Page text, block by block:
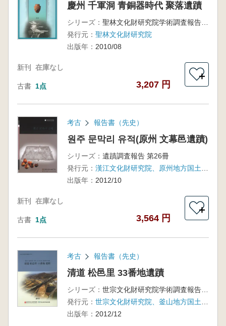
慶州 千軍洞 青銅器時代 聚落遺蹟
シリーズ：
聖林文化財研究院学術調査報告 第42冊
発行元： 聖林文化財研究院
出版年： 2010/08
新刊 在庫なし
古書 1点 3,207 円
＋
考古 報告書（先史）
원주 문막리 유적(原州 文幕邑遺蹟)
シリーズ： 遺蹟調査報告 第26冊
発行元：
出版年： 2012/10
新刊 在庫なし
古書 1点 3,564 円
＋
考古 報告書（先史）
清道 松邑里 33番地遺蹟
シリーズ：
世宗文化財研究院学術調査報告 第11冊
発行元：
出版年： 2012/12